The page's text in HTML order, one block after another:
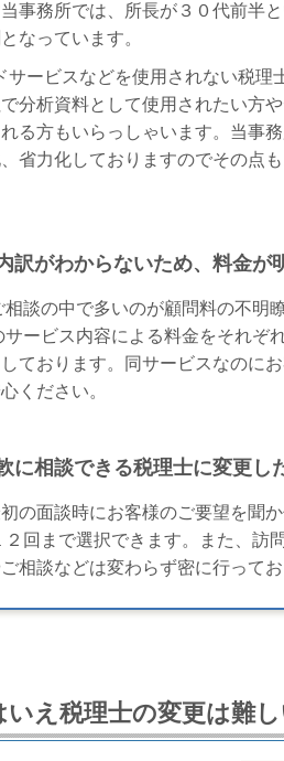
当事務所では、所長が３０代前半
なっています。
サービスなどを使用されない税理
分析資料として使用されたい方
る方もいらっしゃいます。当事
省力化しておりますのでその点
訳がわからないため、料金が
談の中で多いのが顧問料の不明
ービス内容による料金をそれぞ
ております。
同サービスなのに
ください。
に相談できる税理士に変更し
の面談時にお客様のご要望を聞
回まで選択できます。また、訪
相談などは変わらず密に行ってお
いえ税理士の変更は難し